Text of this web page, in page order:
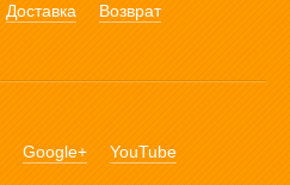
Доставка
Возврат
Google+ YouTube